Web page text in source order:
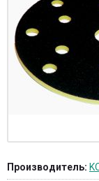
Производитель: